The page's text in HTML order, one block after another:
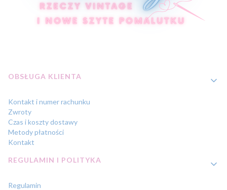
Linki w stopce
OBSŁUGA KLIENTA
Kontakt i numer rachunku
Zwroty
Czas i koszty dostawy
Metody płatności
Kontakt
REGULAMIN I POLITYKA
Regulamin